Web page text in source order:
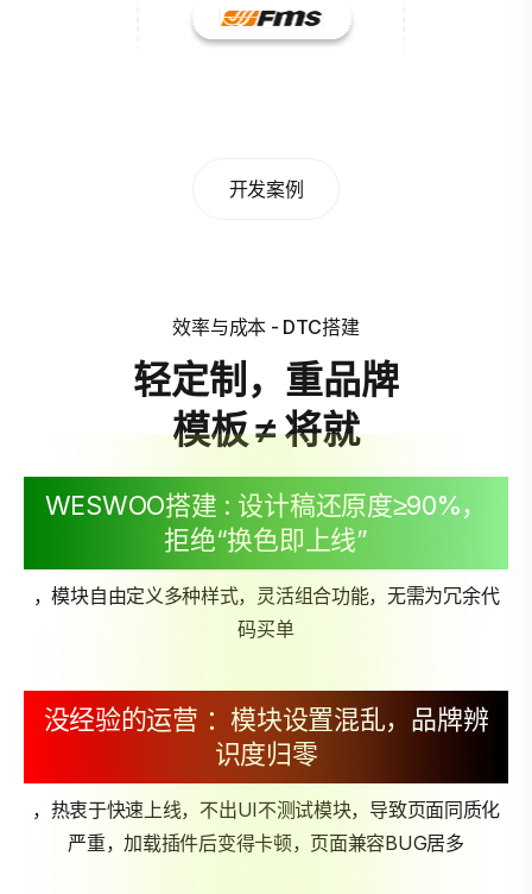
开发案例
效率与成本 - DTC搭建
轻定制，重品牌
模板 ≠ 将就
WESWOO搭建 : 设计稿还原度≥90%，
拒绝“换色即上线”
，模块自由定义多种样式，灵活组合功能，无需为冗余代
码买单
没经验的运营 ：模块设置混乱，品牌辨
识度归零
，热衷于快速上线，不出UI不测试模块，导致页面同质化
严重，加载插件后变得卡顿，页面兼容BUG居多